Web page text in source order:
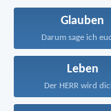
Glauben
Darum sage ich
Leben
Der HERR wird